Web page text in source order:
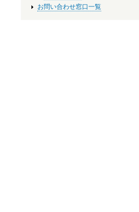
お問い合わせ窓口一覧